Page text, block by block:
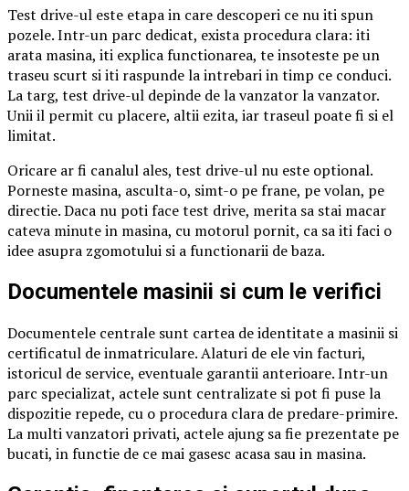
Test drive-ul este etapa in care descoperi ce nu iti spun
pozele. Intr-un parc dedicat, exista procedura clara: iti
arata masina, iti explica functionarea, te insoteste pe un
traseu scurt si iti raspunde la intrebari in timp ce conduci.
La targ, test drive-ul depinde de la vanzator la vanzator.
Unii il permit cu placere, altii ezita, iar traseul poate fi si el
limitat.
Oricare ar fi canalul ales, test drive-ul nu este optional.
Porneste masina, asculta-o, simt-o pe frane, pe volan, pe
directie. Daca nu poti face test drive, merita sa stai macar
cateva minute in masina, cu motorul pornit, ca sa iti faci o
idee asupra zgomotului si a functionarii de baza.
Documentele masinii si cum le verifici
Documentele centrale sunt cartea de identitate a masinii si
certificatul de inmatriculare. Alaturi de ele vin facturi,
istoricul de service, eventuale garantii anterioare. Intr-un
parc specializat, actele sunt centralizate si pot fi puse la
dispozitie repede, cu o procedura clara de predare-primire.
La multi vanzatori privati, actele ajung sa fie prezentate pe
bucati, in functie de ce mai gasesc acasa sau in masina.